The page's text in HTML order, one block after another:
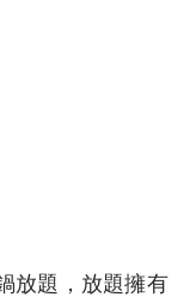
放題，放題擁有